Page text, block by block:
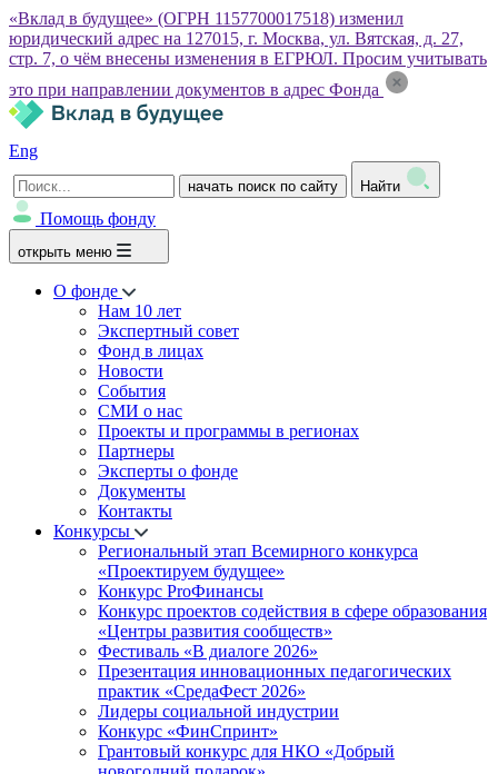
«Вклад в будущее» (ОГРН 1157700017518) изменил
юридический адрес на 127015, г. Москва, ул. Вятская, д. 27,
стр. 7, о чём внесены изменения в ЕГРЮЛ. Просим учитывать
это при направлении документов в адрес Фонда
Eng
начать поиск по сайту Найти
Помощь фонду
открыть меню
О фонде
Нам 10 лет
Экспертный совет
Фонд в лицах
Новости
События
СМИ о нас
Проекты и программы в регионах
Партнеры
Эксперты о фонде
Документы
Контакты
Конкурсы
Региональный этап Всемирного конкурса
«Проектируем будущее»
Конкурс ProФинансы
Конкурс проектов содействия в сфере образования
«Центры развития сообществ»
Фестиваль «В диалоге 2026»
Презентация инновационных педагогических
практик «СредаФест 2026»
Лидеры социальной индустрии
Конкурс «ФинСпринт»
Грантовый конкурс для НКО «Добрый